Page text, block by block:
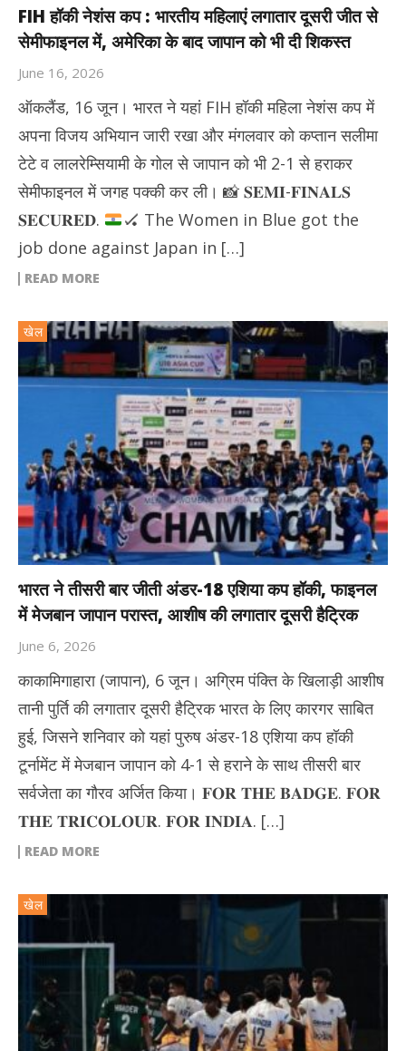
FIH हॉकी नेशंस कप : भारतीय महिलाएं लगातार दूसरी जीत से
सेमीफाइनल में, अमेरिका के बाद जापान को भी दी शिकस्त
June 16, 2026
ऑकलैंड, 16 जून। भारत ने यहां FIH हॉकी महिला नेशंस कप में
अपना विजय अभियान जारी रखा और मंगलवार को कप्तान सलीमा
टेटे व लालरेम्सियामी के गोल से जापान को भी 2-1 से हराकर
सेमीफाइनल में जगह पक्की कर ली। 📸 𝐒𝐄𝐌𝐈-𝐅𝐈𝐍𝐀𝐋𝐒
𝐒𝐄𝐂𝐔𝐑𝐄𝐃.
🏑 The Women in Blue got the
job done against Japan in […]
READ MORE
खेल
भारत ने तीसरी बार जीती अंडर-18 एशिया कप हॉकी, फाइनल
में मेजबान जापान परास्त, आशीष की लगातार दूसरी हैट्रिक
June 6, 2026
काकामिगाहारा (जापान), 6 जून। अग्रिम पंक्ति के खिलाड़ी आशीष
तानी पुर्ति की लगातार दूसरी हैट्रिक भारत के लिए कारगर साबित
हुई, जिसने शनिवार को यहां पुरुष अंडर-18 एशिया कप हॉकी
टूर्नामेंट में मेजबान जापान को 4-1 से हराने के साथ तीसरी बार
सर्वजेता का गौरव अर्जित किया। 𝐅𝐎𝐑 𝐓𝐇𝐄 𝐁𝐀𝐃𝐆𝐄. 𝐅𝐎𝐑
𝐓𝐇𝐄 𝐓𝐑𝐈𝐂𝐎𝐋𝐎𝐔𝐑. 𝐅𝐎𝐑 𝐈𝐍𝐃𝐈𝐀. […]
READ MORE
खेल